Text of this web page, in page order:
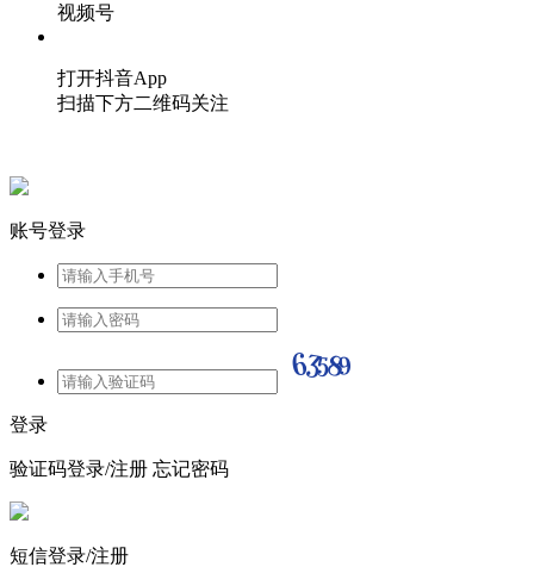
视频号
打开抖音App
扫描下方二维码关注
账号登录
登录
验证码登录/注册 忘记密码
短信登录/注册